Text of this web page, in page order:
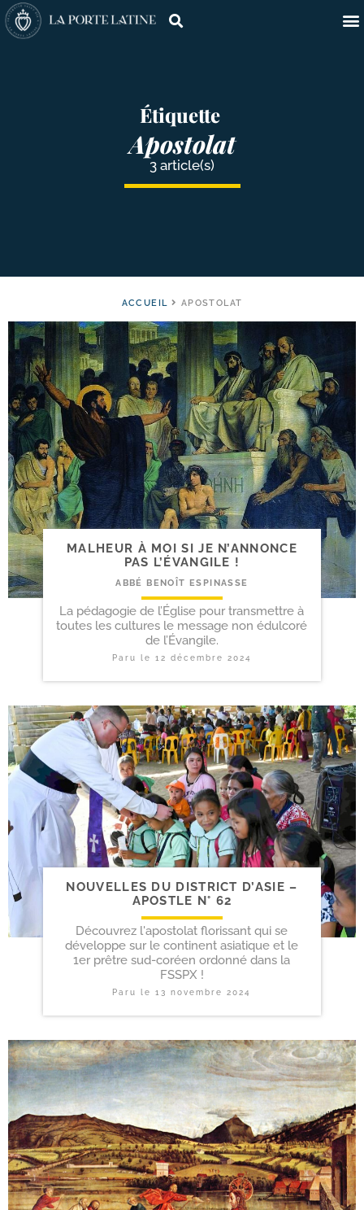
Étiquette
Apostolat
3 article(s)
ACCUEIL APOSTOLAT
MALHEUR À MOI SI JE N’ANNONCE
PAS L’ÉVANGILE !
ABBÉ BENOÎT ESPINASSE
La pédagogie de l’Église pour transmettre à
toutes les cultures le message non édulcoré
de l’Évangile.
Paru le 12 décembre 2024
NOUVELLES DU DISTRICT D’ASIE –
APOSTLE N° 62
Découvrez l'apostolat florissant qui se
développe sur le continent asiatique et le
1er prêtre sud-coréen ordonné dans la
FSSPX !
Paru le13 novembre 2024